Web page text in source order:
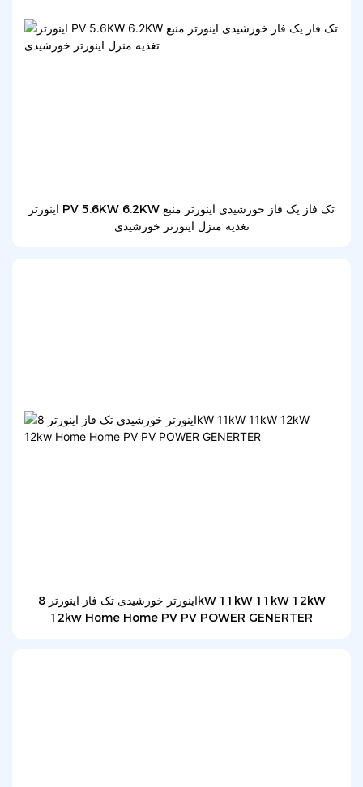
اینورتر PV 5.6KW 6.2KW تک فاز یک فاز خورشیدی اینورتر منبع
تغذیه منزل اینورتر خورشیدی
اینورتر خورشیدی تک فاز اینورتر 8kW 11kW 11kW 12kW
12kw Home Home PV PV POWER GENERTER